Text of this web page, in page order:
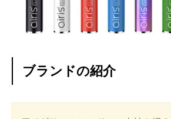
ブランドの紹介